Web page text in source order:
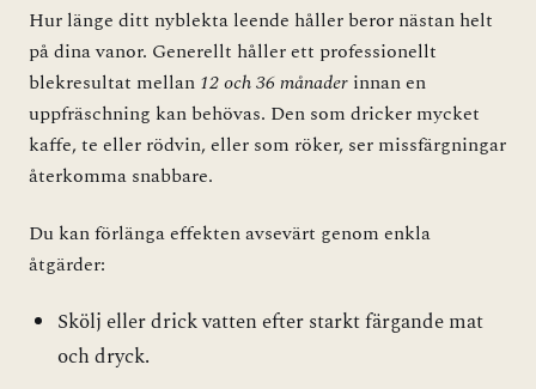
Hur länge ditt nyblekta leende håller beror nästan helt
på dina vanor. Generellt håller ett professionellt
blekresultat mellan 12 och 36 månader innan en
uppfräschning kan behövas. Den som dricker mycket
kaffe, te eller rödvin, eller som röker, ser missfärgningar
återkomma snabbare.
Du kan förlänga effekten avsevärt genom enkla
åtgärder:
Skölj eller drick vatten efter starkt färgande mat
och dryck.